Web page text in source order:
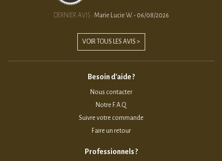
DERNIER AVIS : Marie Lucie W. - 06/08/2026
VOIR TOUS LES AVIS >
Besoin d'aide ?
Nous contacter
Notre F.A.Q
Suivre votre commande
Faire un retour
Professionnels ?